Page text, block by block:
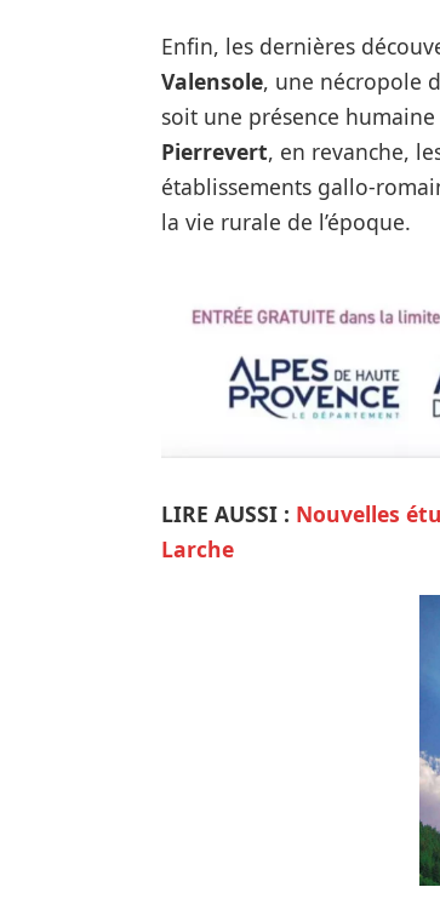
Enfin, les dernières
Valensole, une nécropole
soit une présence
Pierrevert, en revanche,
établissements gallo-
la vie rurale de l’époque.
LIRE AUSSI : Nouvelles
Larche